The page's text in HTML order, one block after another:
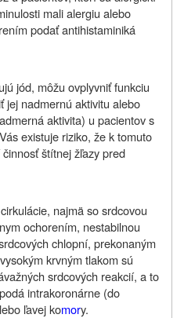
mali alergiu alebo
podať antihistaminiká
jód, môžu ovplyvniť funkciu
jej nadmernú aktivitu alebo
aktivita) u pacientov s
existuje riziko, že k tomuto
štítnej žľazy pred
najmä so srdcovou
ochorením, nestabilnou
chlopní, prekonaným
krvným tlakom sú
srdcových reakcií, a to
intrakoronárne (do
ľavej komory.